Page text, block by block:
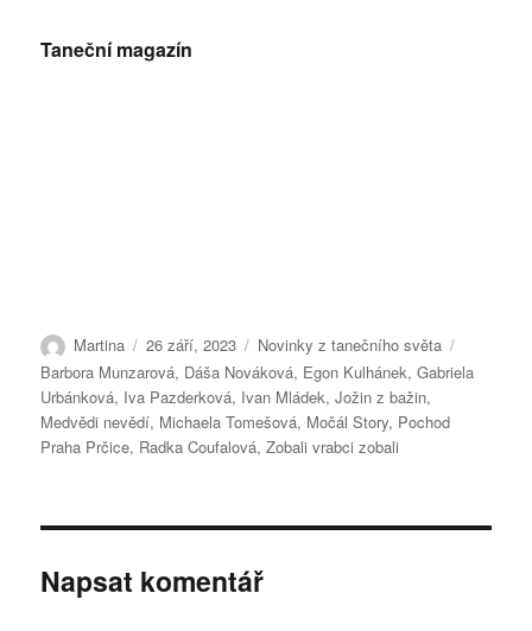
Taneční magazín
Autor:
Martina Publikováno:
26 září, 2023 Rubriky:
Novinky z tanečního světa
Barbora Munzarová, Dáša Nováková, Egon Kulhánek,Gabriela
Urbánková, Iva Pazderková, Ivan Mládek,Jožin z bažin,
Medvědi nevědí, Michaela Tomešová, Močál Story, Pochod
Praha Prčice, Radka Coufalová,Zobali vrabci zobali
Napsat komentář